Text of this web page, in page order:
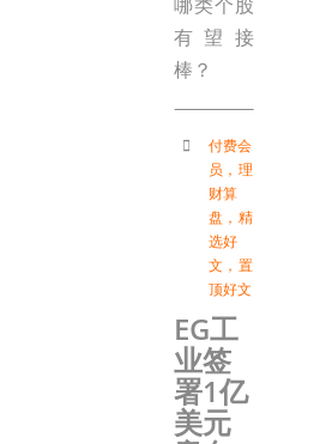
有望接
棒？
付费会
员 ， 理
财算
盘 ， 精
选好
文 ， 置
顶好文
EG工
业签
署1亿
美元